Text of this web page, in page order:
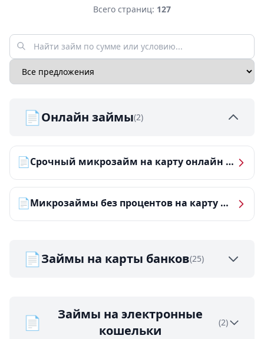
Всего страниц: 127
📄Онлайн займы(2)
📄 Срочный микрозайм на карту онлайн — получить деньги за 5 минут
📄 Микрозаймы без процентов на карту — ТОП-10 за 2026 год
📄Займы на карты банков(25)
📄
Займы на электронные
кошельки
(2)